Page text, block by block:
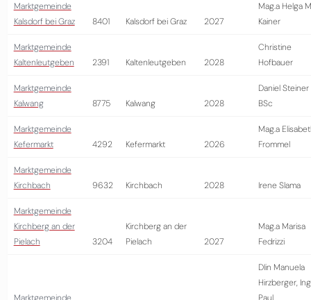
Marktgemeinde
Kalsdorf bei Graz
8401 Kalsdorf bei Graz 2027
Mag.a Helga
Kainer
Marktgemeinde
Kaltenleutgeben
2391 Kaltenleutgeben 2028
Christine
Hofbauer
Marktgemeinde
Kalwang
8775 Kalwang 2028
Daniel Steiner
BSc
Marktgemeinde
Kefermarkt
4292 Kefermarkt 2026
Mag.a
Frommel
Marktgemeinde
Kirchbach
9632 Kirchbach 2028 Irene Slama
Marktgemeinde
Kirchberg an der
Pielach
3204
Kirchberg an der
Pielach
2027
Mag.a Marisa
Fedrizzi
DIin Manuela
Hirzberger,